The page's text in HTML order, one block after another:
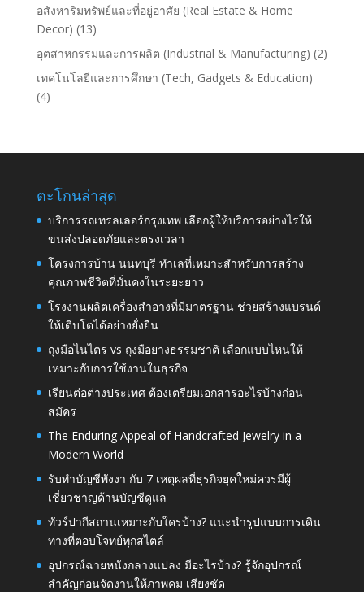
อสังหาริมทรัพย์และที่อยู่อาศัย (Real Estate & Home
Decor) (13)
อุตสาหกรรมและการผลิต (Industrial & Manufacturing) (2)
เทคโนโลยีและการศึกษา (Tech, Gadgets & Education)
(4)
ตะโกนล่าสุด
บริการรถเทรลเลอร์กรุงเทพ เลือกผู้ให้บริการอย่างไรให้
ขนส่งปลอดภัยและตรงเวลา
โครงการบ้าน นนทบุรี ทำเลที่เหมาะสำหรับการสร้าง
คุณภาพชีวิตที่มั่นคงในระยะยาว
โรงงานผลิตเครื่องสำอางที่มีมาตรฐาน ช่วยสร้างแบรนด์
ให้เติบโตได้อย่างยั่งยืน
ถุงมือไนไตร vs ถุงมือยางธรรมชาติ เลือกแบบไหนให้
เหมาะกับการใช้งานในธุรกิจ
เรียนต่อต่างประเทศ ต้องเตรียมเอกสารอะไรบ้างก่อน
สมัคร
The Enduring Appeal of Handcrafted Jewelry in a
Modern World
รับทำบัญชีพังงา กับ 7 เหตุผลที่ธุรกิจยุคใหม่ควรมีผู้
เชี่ยวชาญด้านบัญชีดูแล
ทัวร์ปากีสถานเหมาะกับใครบ้าง? แนะนำรูปแบบการเดิน
ทางที่ตอบโจทย์ทุกสไตล์
อุปกรณ์ฉายหนังกลางแปลง มีอะไรบ้าง? รู้จักอุปกรณ์
สำคัญก่อนจัดงานให้ภาพคม เสียงชัด